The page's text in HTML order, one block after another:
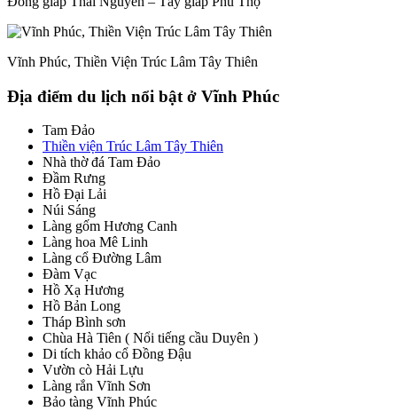
Vĩnh Phúc, Thiền Viện Trúc Lâm Tây Thiên
Địa điểm du lịch nổi bật ở Vĩnh Phúc
Tam Đảo
Thiền viện Trúc Lâm Tây Thiên
Nhà thờ đá Tam Đảo
Đầm Rưng
Hồ Đại Lải
Núi Sáng
Làng gốm Hương Canh
Làng hoa Mê Linh
Làng cổ Đường Lâm
Đàm Vạc
Hồ Xạ Hương
Hồ Bản Long
Tháp Bình sơn
Chùa Hà Tiên ( Nổi tiếng cầu Duyên )
Di tích khảo cổ Đồng Đậu
Vườn cò Hải Lựu
Làng rắn Vĩnh Sơn
Bảo tàng Vĩnh Phúc